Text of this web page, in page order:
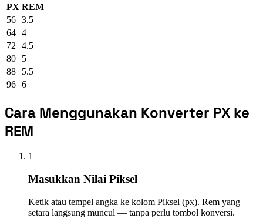
PX REM
56 3.5
64 4
72
4.5
80
5
88
5.5
96 6
Cara Menggunakan Konverter PX ke
REM
1
Masukkan Nilai Piksel
Ketik atau tempel angka ke kolom Piksel (px). Rem yang
setara langsung muncul — tanpa perlu tombol konversi.